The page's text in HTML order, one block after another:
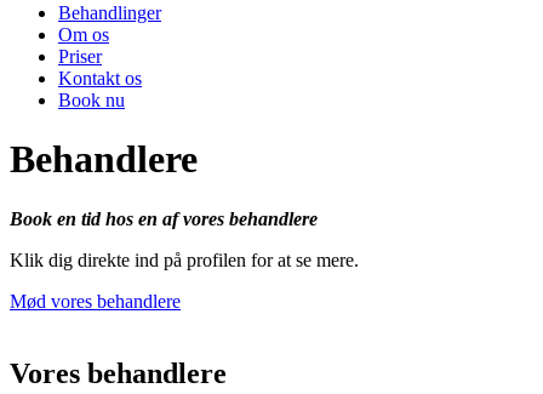
Behandlinger
Om os
Priser
Kontakt os
Book nu
Behandlere
Book en tid hos en af vores behandlere
Klik dig direkte ind på profilen for at se mere.
Mød vores behandlere
Vores behandlere